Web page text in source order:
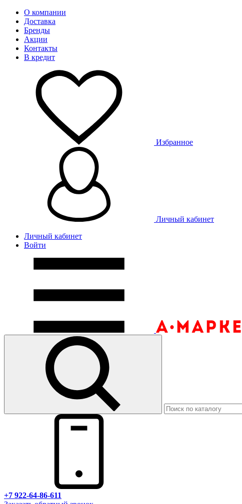
О компании
Доставка
Бренды
Акции
Контакты
В кредит
Избранное
Личный кабинет
Личный кабинет
Войти
+7 922-64-86-611